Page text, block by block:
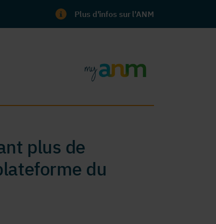
Plus d'infos sur l'ANM
plus de
du